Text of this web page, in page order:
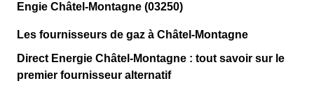
Engie Châtel-Montagne (03250)
Les fournisseurs de gaz à Châtel-Montagne
Direct Energie Châtel-Montagne : tout savoir sur le
premier fournisseur alternatif